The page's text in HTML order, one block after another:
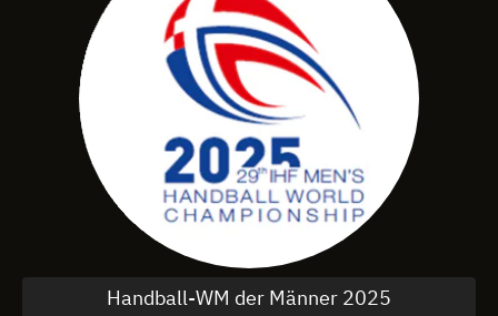
Handball-WM der Männer 2025